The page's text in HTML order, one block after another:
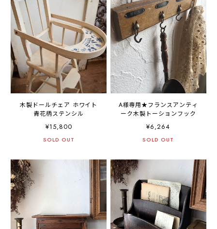
木製ドールチェア ホワイト
青花柄ステンシル
¥15,800
SOLD OUT
A様専用★フランスアンティ
ーク木製トーションフック
¥6,264
SOLD OUT